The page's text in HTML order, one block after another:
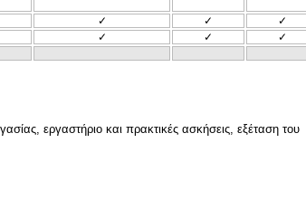
✓ ✓
✓
✓ ✓
✓
εργαστήριο και πρακτικές ασκήσεις, εξέταση του